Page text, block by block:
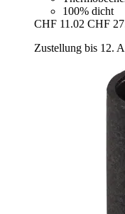
100% dicht
CHF 11.02 CHF
Zustellung bis 12.